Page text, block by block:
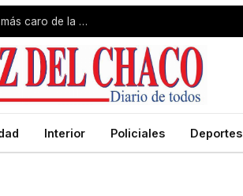
River incorporó a Thiago Almada y se convirtió en el pase más caro de la historia del fútbol argentino
Interior Policiales Deportes